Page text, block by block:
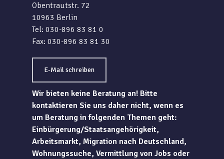
Obentrautstr. 72
10963 Berlin
Tel: 030-896 83 81 0
Fax: 030-896 83 81 30
E-Mail schreiben
Wir bieten keine Beratung an! Bitte
kontaktieren Sie uns daher nicht, wenn es
um Beratung in folgenden Themen geht:
Einbürgerung/Staatsangehörigkeit,
Arbeitsmarkt, Migration nach Deutschland,
Wohnungssuche, Vermittlung von Jobs oder